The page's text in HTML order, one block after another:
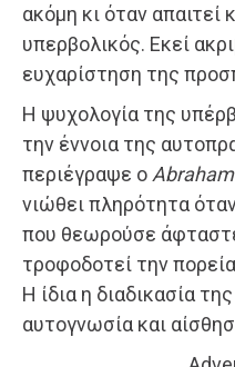
ακόμη κι όταν απαιτεί
υπερβολικός. Εκεί
ευχαρίστηση της
Η ψυχολογία της
την έννοια της
περιέγραψε ο
νιώθει πληρότητα
που θεωρούσε
τροφοδοτεί την
Η ίδια η διαδικασία
αυτογνωσία και